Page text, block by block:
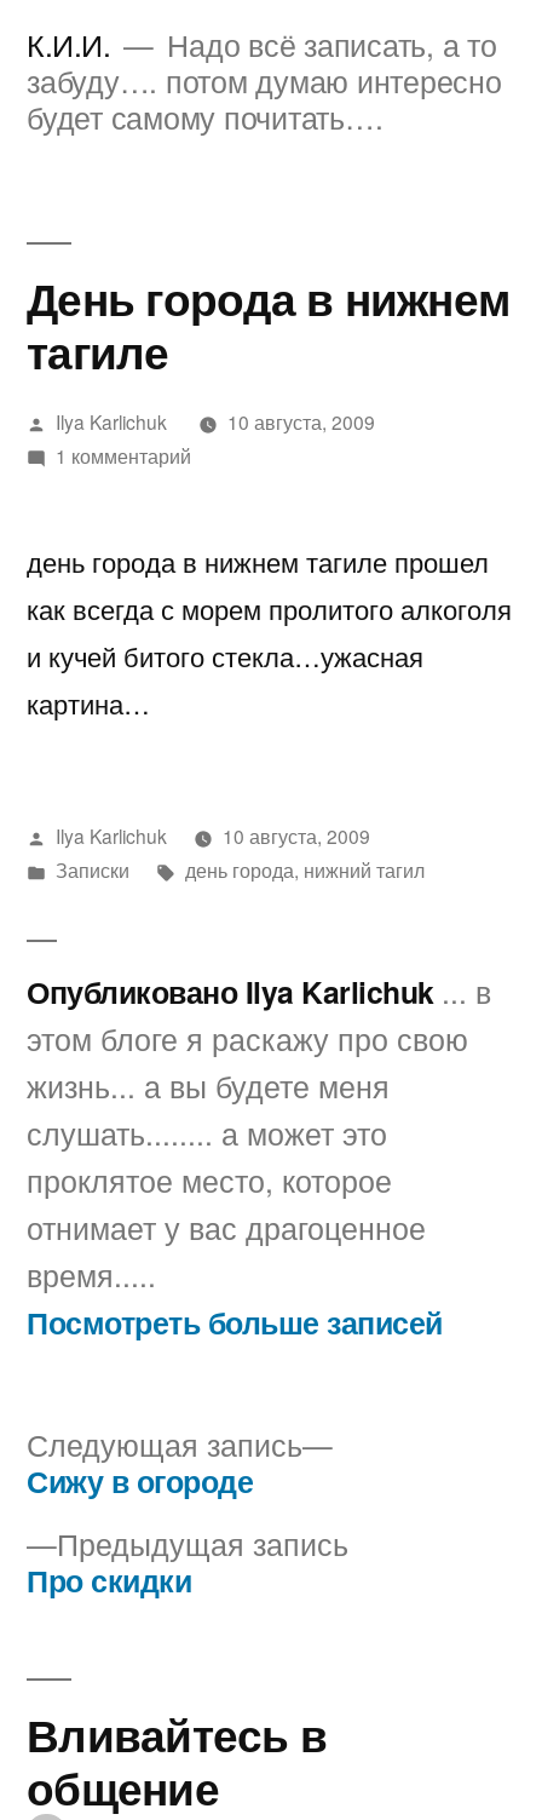
содержимому
К.И.И.
Надо всё записать, а то
забуду…. потом думаю интересно
будет самому почитать….
День города в нижнем
тагиле
Написано
автором
Ilya Karlichuk
10 августа, 2009
1 комментарийк
города
нижнем
тагиле
день города в нижнем тагиле прошел
как всегда с морем пролитого алкоголя
и кучей битого стекла…ужасная
картина…
Написано
автором
Ilya Karlichuk
10 августа, 2009
Написано
Записки Метки:
день города, нижний тагил
Опубликовано Ilya Karlichuk ... в
этом блоге я раскажу про свою
жизнь... а вы будете меня
слушать........ а может это
проклятое место, которое
отнимает у вас драгоценное
время.....
Посмотреть больше записей
Навигация
по
записям
Предыдущая запись
Про скидки
Следующая запись
Следующая
Сижу в огороде
Вливайтесь в
общение